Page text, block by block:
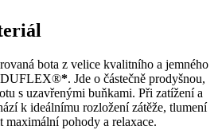
bota z velice kvalitního a jemného
DUFLEX®*. Jde o částečně prodyšnou,
s uzavřenými buňkami. Při zatížení a
k ideálnímu rozložení zátěže, tlumení
maximální pohody a relaxace.